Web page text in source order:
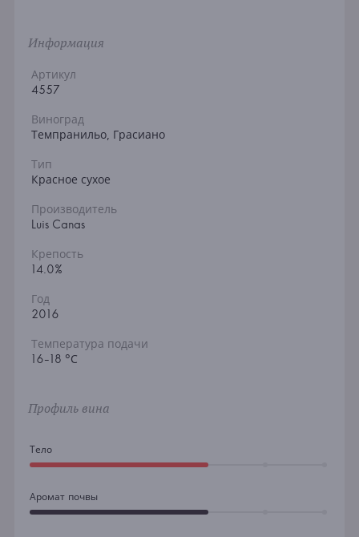
Информация
Артикул
4557
Виноград
Темпранильо, Грасиано
Тип
Красное сухое
Производитель
Luis Canas
Крепость
14.0%
Год
2016
Температура подачи
16-18 °С
Профиль вина
Тело
Аромат почвы